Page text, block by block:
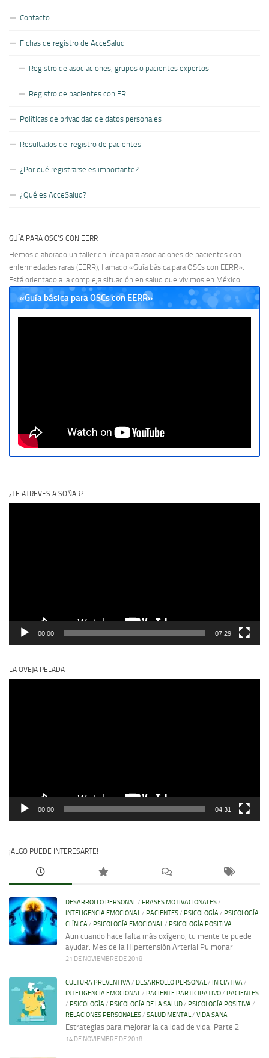
Contacto
Fichas de registro de AcceSalud
Registro de asociaciones, grupos o pacientes expertos
Registro de pacientes con ER
Políticas de privacidad de datos personales
Resultados del registro de pacientes
¿Por qué registrarse es importante?
¿Qué es AcceSalud?
GUÍA PARA OSC’S CON EERR
Hemos elaborado un taller en línea para asociaciones de pacientes con
enfermedades raras (EERR), llamado «Guía básica para OSCs con EERR».
Está orientado a la compleja situación en salud que vivimos en México.
«Guía básica para OSCs con EERR»
¿TE ATREVES A SOÑAR?
00:00 07:29
LA OVEJA PELADA
00:00 04:31
¡ALGO PUEDE INTERESARTE!
DESARROLLO PERSONAL/ FRASES MOTIVACIONALES/
INTELIGENCIA EMOCIONAL/ PACIENTES/ PSICOLOGÍA/ PSICOLOGÍA
CLÍNICA/ PSICOLOGÍA EMOCIONAL/ PSICOLOGÍA POSITIVA
Aun cuando hace falta más oxígeno, tu mente te puede
ayudar: Mes de la Hipertensión Arterial Pulmonar
21 DE NOVIEMBRE DE 2018
CULTURA PREVENTIVA/ DESARROLLO PERSONAL/ INICIATIVA/
INTELIGENCIA EMOCIONAL/ PACIENTE PARTICIPATIVO/ PACIENTES
/ PSICOLOGÍA/ PSICOLOGÍA DE LA SALUD/ PSICOLOGÍA POSITIVA/
RELACIONES PERSONALES/ SALUD MENTAL/ VIDA SANA
Estrategias para mejorar la calidad de vida: Parte 2
14 DE NOVIEMBRE DE 2018